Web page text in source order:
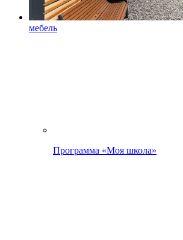
мебель
Программа «Моя школа»